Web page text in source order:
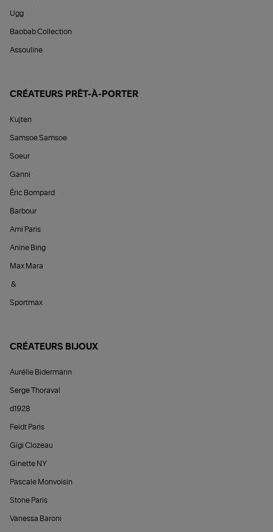
Ugg
Baobab Collection
Assouline
CRÉATEURS PRÊT-À-PORTER
Kujten
Samsoe Samsoe
Soeur
Ganni
Éric Bompard
Barbour
Ami Paris
Anine Bing
Max Mara
&
Sportmax
CRÉATEURS BIJOUX
Aurélie Bidermann
Serge Thoraval
d1928
Feidt Paris
Gigi Clozeau
Ginette NY
Pascale Monvoisin
Stone Paris
Vanessa Baroni